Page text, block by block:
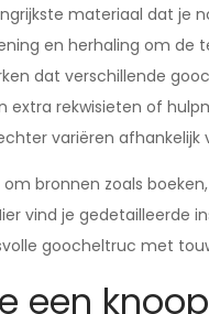
materiaal dat je
en herhaling om de
dat verschillende
extra rekwisieten of
variëren
bronnen zoals
vind je gedetailleerde
goocheltruc met
een